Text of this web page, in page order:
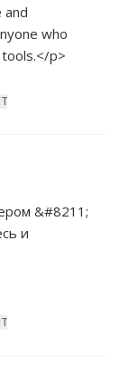
and
who
p>
&#8211;
и